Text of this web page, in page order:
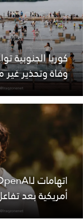
وفاة وتحذير
أمريكية بعد